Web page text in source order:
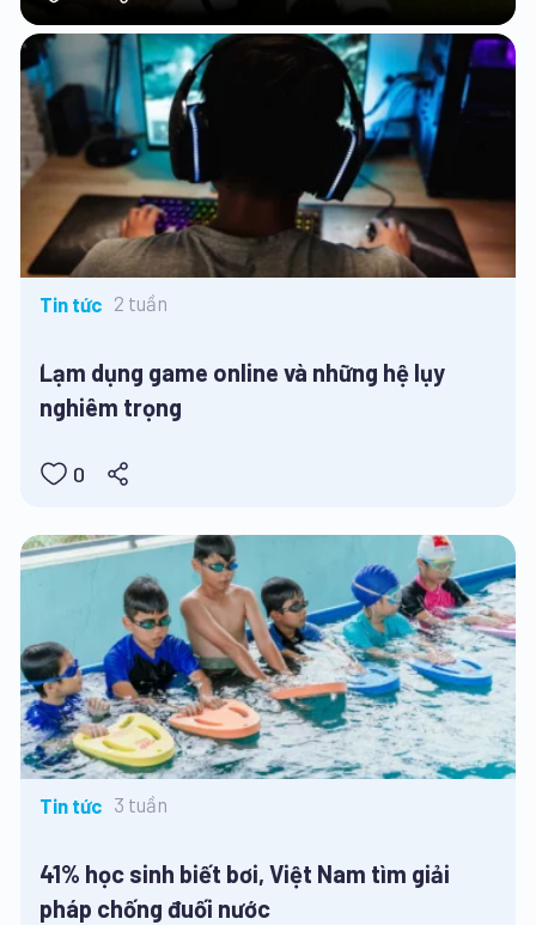
Tin tức 2 tuần
Lạm dụng game online và những hệ lụy
nghiêm trọng
0
Tin tức 3 tuần
41% học sinh biết bơi, Việt Nam tìm giải
pháp chống đuối nước